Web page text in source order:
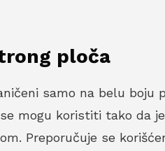
ploča
samo na belu
mogu koristiti tako da
Preporučuje se